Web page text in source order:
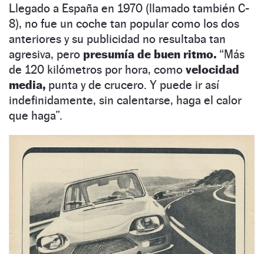
Llegado a España en 1970 (llamado también C-
8), no fue un coche tan popular como los dos
anteriores y su publicidad no resultaba tan
agresiva, pero presumía de buen ritmo. “Más
de 120 kilómetros por hora, como velocidad
media, punta y de crucero. Y puede ir así
indefinidamente, sin calentarse, haga el calor
que haga”.